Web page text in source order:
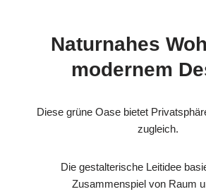
Naturnahes
modernem
Diese grüne Oase bietet
zugleich.
Die gestalterische Leitidee
Zusammenspiel von Raum